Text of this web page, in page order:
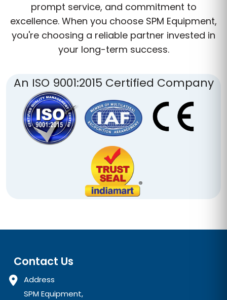
prompt service, and commitment to
excellence. When you choose SPM Equipment,
you're choosing a reliable partner invested in
your long-term success.
An ISO 9001:2015 Certified Company
Contact Us
Address
SPM Equipment,